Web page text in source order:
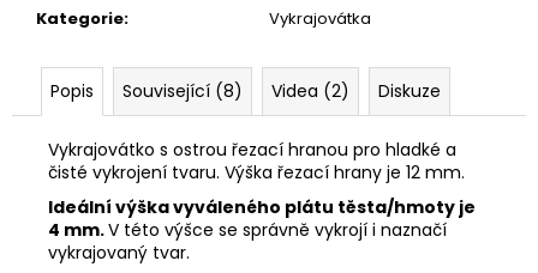
Kategorie: Vykrajovátka
Popis Související (8) Videa (2) Diskuze
Vykrajovátko s ostrou řezací hranou pro hladké a
čisté vykrojení tvaru. Výška řezací hrany je 12 mm.
Ideální výška vyváleného plátu těsta/hmoty je
4 mm.V této výšce se správně vykrojí i naznačí
vykrajovaný tvar.
JOY
49